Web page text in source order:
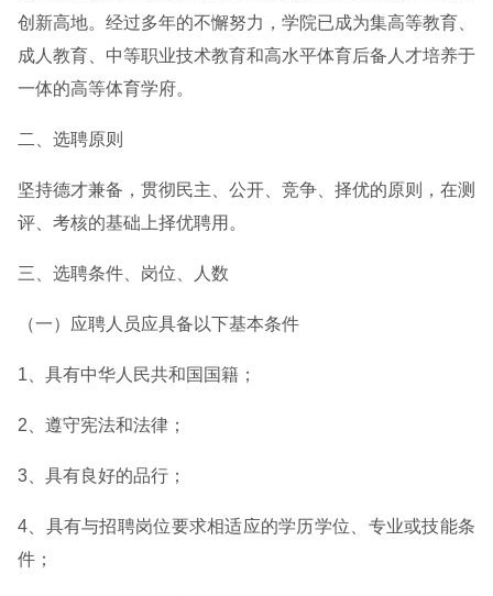
创新高地。经过多年的不懈努力，学院已成为集高等教育、
成人教育、中等职业技术教育和高水平体育后备人才培养于
一体的高等体育学府。
二、选聘原则
坚持德才兼备，贯彻民主、公开、竞争、择优的原则，在测
评、考核的基础上择优聘用。
三、选聘条件、岗位、人数
（一）应聘人员应具备以下基本条件
1、具有中华人民共和国国籍；
2、遵守宪法和法律；
3、具有良好的品行；
4、具有与招聘岗位要求相适应的学历学位、专业或技能条
件；